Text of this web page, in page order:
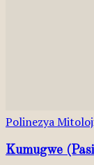
Polinezya
Kumugwe